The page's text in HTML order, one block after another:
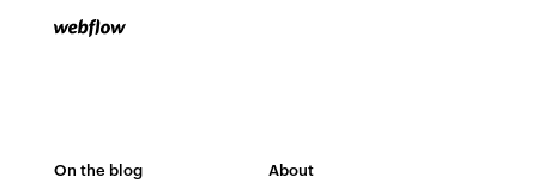
On the blog About